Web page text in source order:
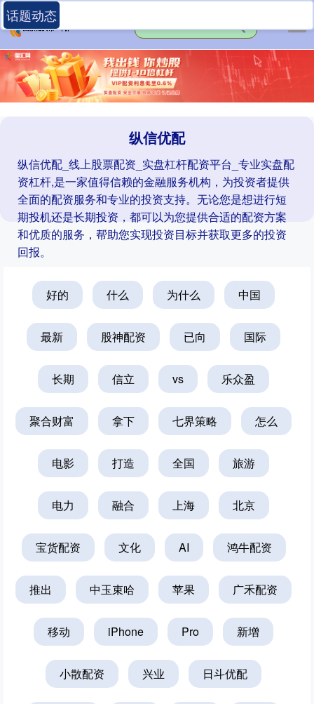
纵信优配
纵信优配_线上股票配资_实盘杠杆配资平台_专业实盘配
资杠杆,是一家值得信赖的金融服务机构，为投资者提供
全面的配资服务和专业的投资支持。无论您是想进行短
期投机还是长期投资，都可以为您提供合适的配资方案
和优质的服务，帮助您实现投资目标并获取更多的投资
回报。
话题动态
好的 什么 为什么 中国
最新 股神配资 已向 国际
长期 信立 vs 乐众盈
聚合财富 拿下 七界策略 怎么
电影 打造 全国 旅游
电力 融合 上海 北京
宝货配资 文化 AI 鸿牛配资
推出 中玉束哈 苹果 广禾配资
移动 iPhone Pro 新增
小散配资 兴业 日斗优配